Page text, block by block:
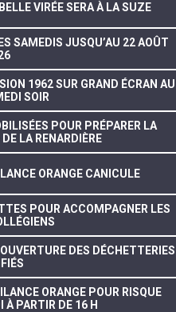
VIRÉE SERA À LA SUZE
SAMEDIS JUSQU’AU 22 AOÛT
1962 SUR GRAND ÉCRAN AU
SOIR
POUR PRÉPARER LA
DE LA RENARDIÈRE
ORANGE CANICULE
POUR ACCOMPAGNER LES
DES DÉCHETTERIES
ORANGE POUR RISQUE
À PARTIR DE 16 H